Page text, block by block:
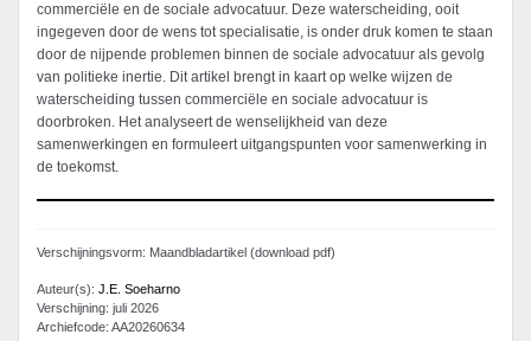
commerciële en de sociale advocatuur. Deze waterscheiding, ooit
ingegeven door de wens tot specialisatie, is onder druk komen te staan
door de nijpende problemen binnen de sociale advocatuur als gevolg
van politieke inertie. Dit artikel brengt in kaart op welke wijzen de
waterscheiding tussen commerciële en sociale advocatuur is
doorbroken. Het analyseert de wenselijkheid van deze
samenwerkingen en formuleert uitgangspunten voor samenwerking in
de toekomst.
Verschijningsvorm: Maandbladartikel (download pdf)
Auteur(s): J.E. Soeharno
Verschijning: juli 2026
Archiefcode: AA20260634